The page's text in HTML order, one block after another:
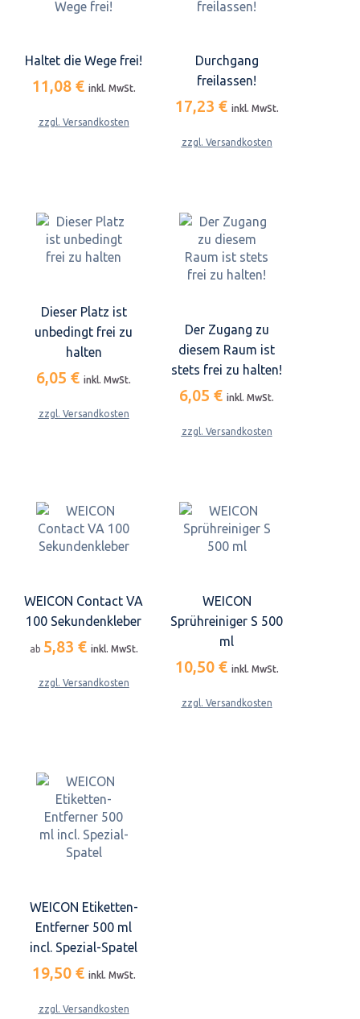
Haltet die Wege frei!
11,08 € inkl. MwSt.
zzgl. Versandkosten
Durchgang
freilassen!
17,23 € inkl. MwSt.
zzgl. Versandkosten
Dieser Platz ist
unbedingt frei zu
halten
6,05 € inkl. MwSt.
zzgl. Versandkosten
Der Zugang zu
diesem Raum ist
stets frei zu halten!
6,05 € inkl. MwSt.
zzgl. Versandkosten
WEICON Contact VA
100 Sekundenkleber
ab 5,83 € inkl. MwSt.
zzgl. Versandkosten
WEICON
Sprühreiniger S 500
ml
10,50 € inkl. MwSt.
zzgl. Versandkosten
WEICON Etiketten-
Entferner 500 ml
incl. Spezial-Spatel
19,50 € inkl. MwSt.
zzgl. Versandkosten